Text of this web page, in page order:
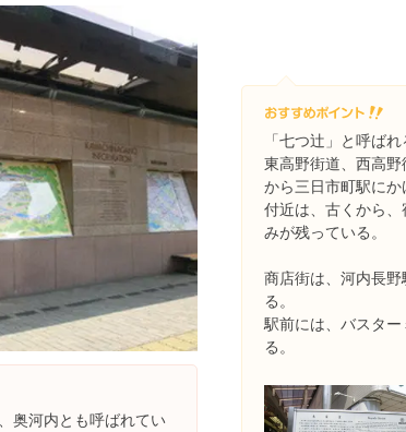
奥河内とも呼ばれてい
「七つ辻」と呼ば
東高野街道、西高
から三日市町駅にか
付近は、古くから
みが残っている。
商店街は、河内長
る。
駅前には、バスタ
る。